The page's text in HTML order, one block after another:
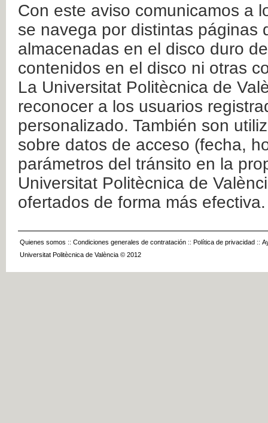
Con este aviso comunicamos a
se navega por distintas páginas
almacenadas en el disco duro
contenidos en el disco ni otras
La Universitat Politècnica de
reconocer a los usuarios
personalizado. También son
sobre datos de acceso (fecha,
parámetros del tránsito en la
Universitat Politècnica de
ofertados de forma más efectiva.
Quienes somos :: Condiciones generales de contratación :: Política de privacidad ::
Universitat Politècnica de València © 2012